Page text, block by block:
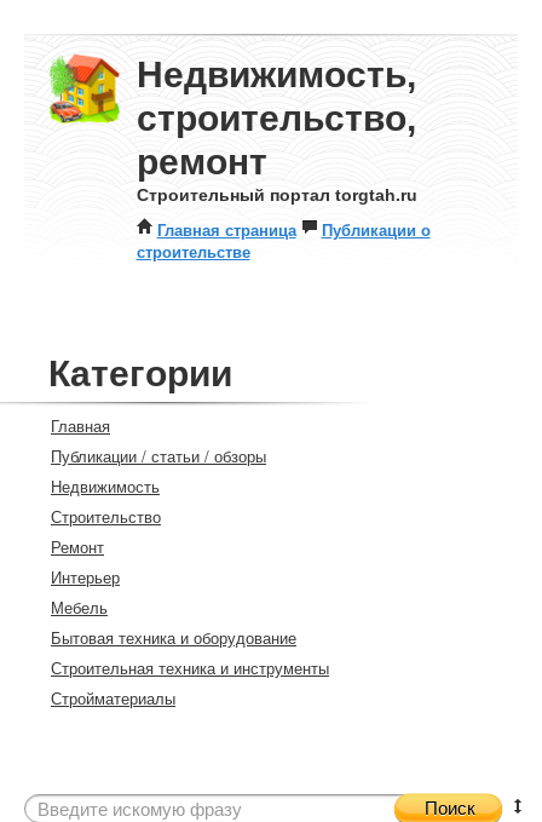
Недвижимость,
строительство,
ремонт
Строительный портал torgtah.ru
Главная страница
Публикации о
строительстве
Категории
Главная
Публикации / статьи / обзоры
Недвижимость
Строительство
Ремонт
Интерьер
Мебель
Бытовая техника и оборудование
Строительная техника и инструменты
Стройматериалы
Поиск